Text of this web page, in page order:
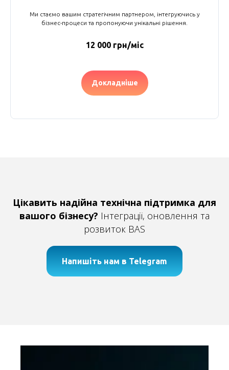
Ми стаємо вашим стратегічним партнером, інтегруючись у
бізнес-процеси та пропонуючи унікальні рішення.
12 000 грн/міс
Докладніше
Цікавить надійна технічна підтримка для
вашого бізнесу? Інтеграції, оновлення та
розвиток BAS
Напишіть нам в Telegram